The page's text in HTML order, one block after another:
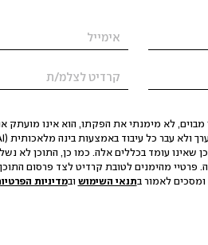
לא מימנתי את הפקתו, הוא אינו מועתק או
שאינו עומד בכללים אלה. כמו כן, התוכן לא
פרטיי מהימנים לטובת קרדיט לצד פרסום
ומסכים לאמור בתנאי השימוש ובמדיניות